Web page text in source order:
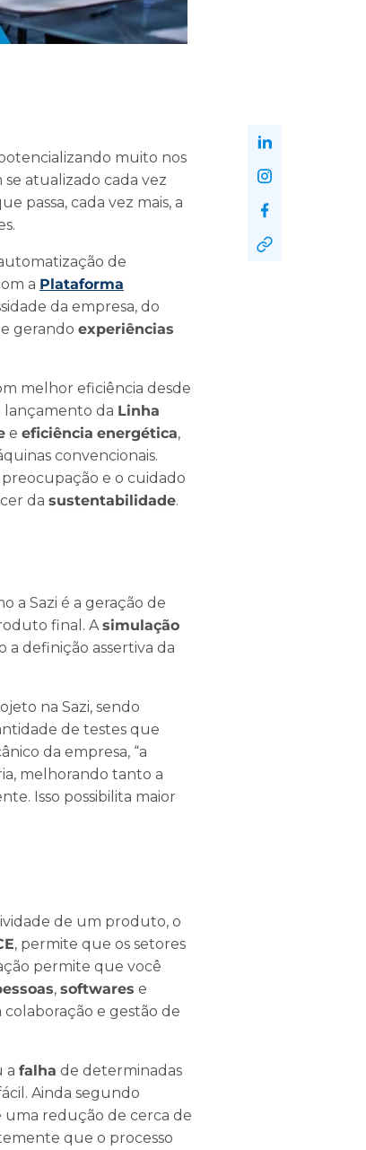
muito nos
atualizado cada vez
passa, cada vez mais, a
de
a Plataforma
da empresa, do
gerando experiências
melhor eficiência desde
lançamento da Linha
e eficiência energética,
convencionais.
e o cuidado
da sustentabilidade.
a Sazi é a geração de
final. A simulação
a definição assertiva da
na Sazi, sendo
de testes que
da empresa, “a
melhorando tanto a
Isso possibilita maior
de um produto, o
, permite que os setores
permite que você
, softwares e
e gestão de
a falha de determinadas
Ainda segundo
redução de cerca de
que o processo